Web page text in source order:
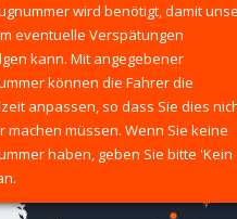
wird benötigt, damit
eventuelle Verspätungen
kann. Mit angegebener
können die Fahrer die
anpassen, so dass Sie dies
machen müssen. Wenn Sie keine
haben, geben Sie bitte 'Kein